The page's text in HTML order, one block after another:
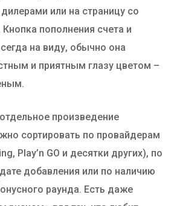
или на страницу со
пополнения счета и
на виду, обычно она
и приятным глазу цветом –
произведение
сортировать по провайдерам
Play’n GO и десятки других), по
добавления или по наличию
раунда. Есть даже